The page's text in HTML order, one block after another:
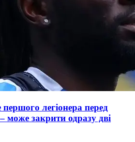
легіонера перед
закрити одразу дві